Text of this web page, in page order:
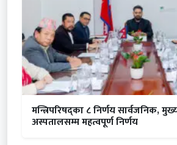
मन्त्रिपरिषद्का ८ निर्णय सार्वजनिक,
अस्पतालसम्म महत्वपूर्ण निर्णय